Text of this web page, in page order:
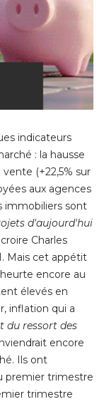
indicateurs
: la hausse
(+22,5% sur
aux agences
immobiliers sont
d'aujourd'hui
Charles
Mais cet appétit
encore au
élevés en
inflation qui a
du ressort des
encore
Ils ont
premier trimestre
trimestre